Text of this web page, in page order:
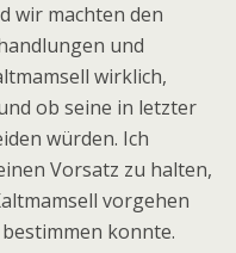
wir machten den
und
wirklich,
ob seine in letzter
würden. Ich
Vorsatz zu halten,
vorgehen
konnte.